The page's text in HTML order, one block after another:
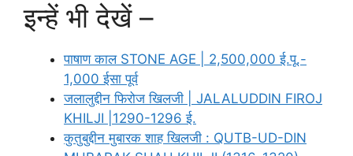
इन्हें भी देखें –
पाषाण काल STONE AGE | 2,500,000 ई.पू.-
1,000 ईसा पूर्व
जलालुद्दीन फिरोज खिलजी | JALALUDDIN FIROJ
KHILJI |1290-1296 ई.
कुतुबुद्दीन मुबारक शाह खिलजी : QUTB-UD-DIN